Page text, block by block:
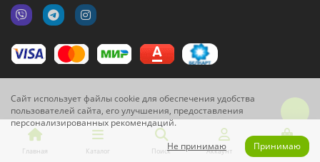
Сайт использует файлы cookie для обеспечения удобства
пользователей сайта, его улучшения, предоставления
персонализированных рекомендаций.
Не принимаю Принимаю
Главная Каталог Поиск Аккаунт Корзина